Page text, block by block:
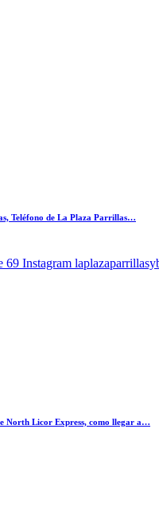
Teléfono de La Plaza Parrillas…
Instagram
North Licor Express, como llegar a…